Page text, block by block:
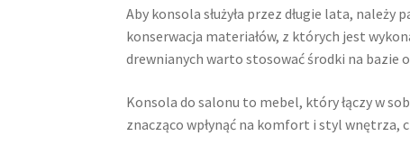
Aby konsola służyła przez długie lata,
konserwacja materiałów, z których jest
drewnianych warto stosować środki na bazie
Konsola do salonu to mebel, który łączy w
znacząco wpłynąć na komfort i styl